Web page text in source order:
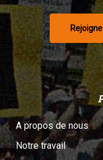
A propos de nous
Notre travail